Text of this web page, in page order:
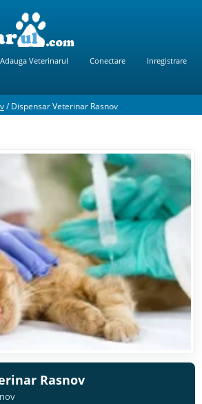
Adauga Veterinarul Conectare Inregistrare
/Dispensar Veterinar Rasnov
Rasnov